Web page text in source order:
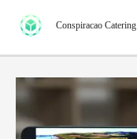
para
o
conteúdo
Conspiracao Catering